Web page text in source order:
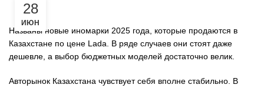
28
ИЮН
Названы новые иномарки 2025 года, которые продаются в
Казахстане по цене Lada. В ряде случаев они стоят даже
дешевле, а выбор бюджетных моделей достаточно велик.
Авторынок Казахстана чувствует себя вполне стабильно. В